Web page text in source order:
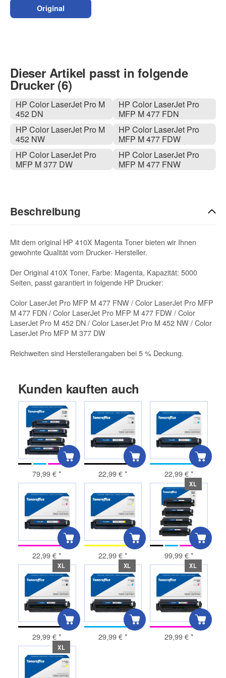
Original
Dieser Artikel passt in folgende
Drucker (6)
HP Color LaserJet Pro M
452 DN
HP Color LaserJet Pro M
452 NW
HP Color LaserJet Pro
MFP M 377 DW
HP Color LaserJet Pro
MFP M 477 FDN
HP Color LaserJet Pro
MFP M 477 FDW
HP Color LaserJet Pro
MFP M 477 FNW
Beschreibung
Mit dem original HP 410X Magenta Toner bieten wir Ihnen
gewohnte Qualität vom Drucker- Hersteller.
Der Original 410X Toner, Farbe: Magenta, Kapazität: 5000
Seiten, passt garantiert in folgende HP Drucker:
Color LaserJet Pro MFP M 477 FNW / Color LaserJet Pro MFP
M 477 FDN / Color LaserJet Pro MFP M 477 FDW / Color
LaserJet Pro M 452 DN / Color LaserJet Pro M 452 NW / Color
LaserJet Pro MFP M 377 DW
Reichweiten sind Herstellerangaben bei 5 % Deckung.
Kunden kauften auch
79,99 €* 22,99 €* 22,99 €*
22,99 €* 22,99 €*
XL
99,99 €*
XL
29,99 €*
XL
29,99 €*
XL
29,99 €*
XL